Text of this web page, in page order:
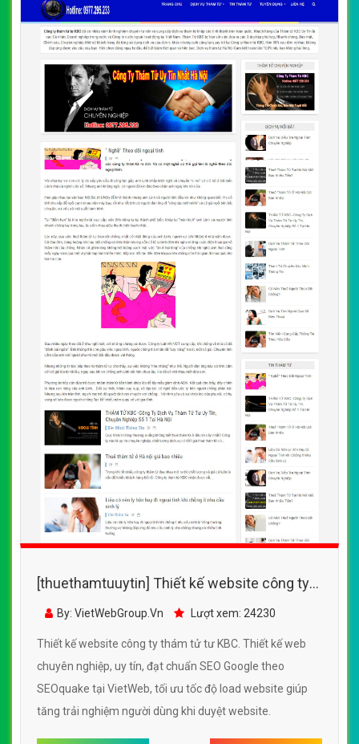
[thuethamtuuytin] Thiết kế website công ty
thám tử tư KBC đẹp, chuyên nghiệp chuẩn
By: VietWebGroup.Vn Lượt xem: 24230
Thiết kế website công ty thám tử tư KBC. Thiết kế web
chuyên nghiệp, uy tín, đạt chuẩn SEO Google theo
SEOquake tại VietWeb, tối ưu tốc độ load website giúp
tăng trải nghiệm người dùng khi duyệt website.